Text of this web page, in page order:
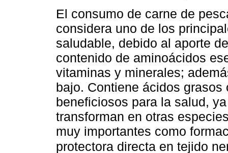
El consumo de carne de
considera uno de los
saludable, debido al aporte
contenido de aminoácidos
vitaminas y minerales;
bajo. Contiene ácidos
beneficiosos para la salud,
transforman en otras
muy importantes como
protectora directa en tejido